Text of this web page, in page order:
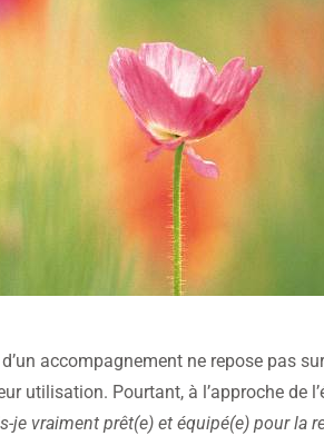
accompagnement ne repose pas
utilisation. Pourtant, à l’approche de
je vraiment prêt(e) et équipé(e) pour la